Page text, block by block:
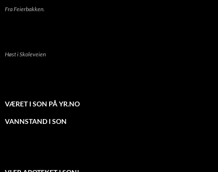
Fra Feierbakken.
Høst i Skoleveien
VÆRET I SON PÅ YR.NO
VANNSTAND I SON